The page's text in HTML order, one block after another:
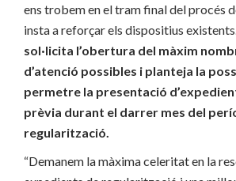
ens trobem en el tram final del procés
insta a reforçar els dispositius
sol·licita l’obertura del màxim
d’atenció possibles i planteja la
permetre la presentació
prèvia durant el darrer mes del
regularització.
“Demanem la màxima celeritat en la